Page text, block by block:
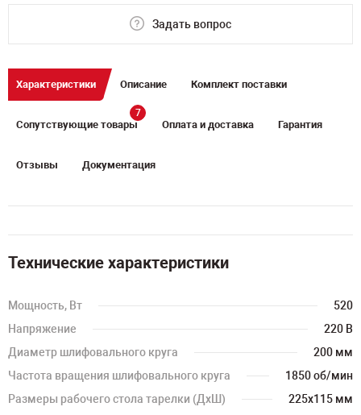
Задать вопрос
Характеристики Описание Комплект поставки
Сопутствующие товары
7
Оплата и доставка Гарантия
Отзывы Документация
Технические характеристики
Мощность, Вт
520
Напряжение
220 В
Диаметр шлифовального круга
200 мм
Частота вращения шлифовального круга
1850 об/мин
Размеры рабочего стола тарелки (ДхШ)
225х115 мм